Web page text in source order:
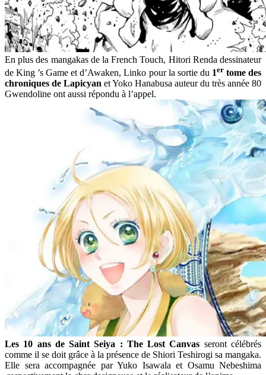
En plus des mangakas de la French Touch, Hitori Renda dessinateur
de King ’s Game et d’Awaken, Linko pour la sortie du 1ertome des
chroniques de Lapicyan et Yoko Hanabusa auteur du très année 80
Gwendoline ont aussi répondu à l’appel.
Les 10 ans de Saint Seiya : The Lost Canvas seront célébrés
comme il se doit grâce à la présence de Shiori Teshirogi sa mangaka.
Elle sera accompagnée par Yuko Isawala et Osamu Nebeshima